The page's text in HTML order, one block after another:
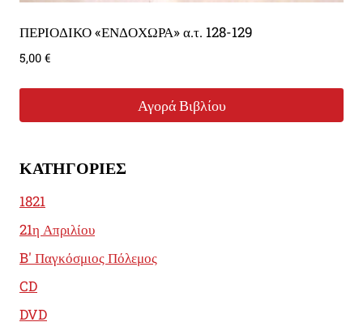
ΠΕΡΙΟΔΙΚΟ «ΕΝΔΟΧΩΡΑ» α.τ. 128-129
5,00 €
Αγορά Βιβλίου
ΚΑΤΗΓΟΡΊΕΣ
1821
21η Απριλίου
B' Παγκόσμιος Πόλεμος
CD
DVD